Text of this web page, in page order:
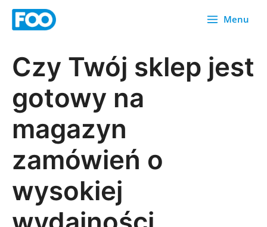
Przejdź
Menu
Czy Twój sklep jest
gotowy na
magazyn
zamówień o
wysokiej